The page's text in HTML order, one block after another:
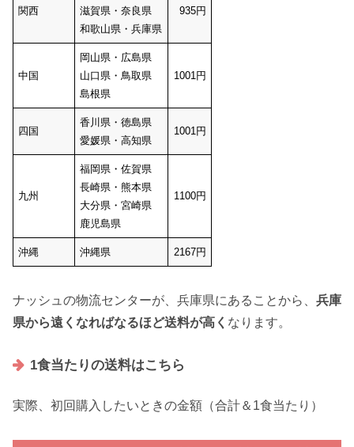
関西
滋賀県・奈良県
和歌山県・兵庫県
935円
中国
岡山県・広島県
山口県・鳥取県
島根県
1001円
四国
香川県・徳島県
愛媛県・高知県
1001円
九州
福岡県・佐賀県
長崎県・熊本県
大分県・宮崎県
鹿児島県
1100円
沖縄 沖縄県 2167円
ナッシュの物流センターが、兵庫県にあることから、 兵庫
県から遠くなればなるほど送料が高く なります。
1食当たりの送料はこちら
実際、初回購入したいときの金額（合計＆1食当たり）